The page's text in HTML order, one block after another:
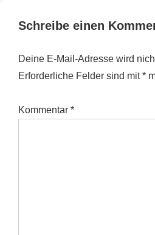
Schreibe einen
Deine E-Mail-Adresse wird
Erforderliche Felder sind mit*
Kommentar *